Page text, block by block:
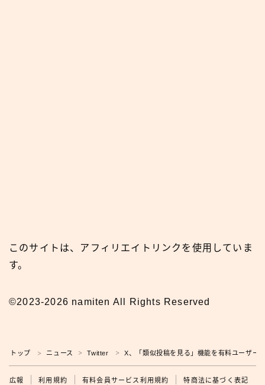
広報
このサイトは、アフィリエイトリンクを使用していま
す。
©2023-2026 namiten All Rights Reserved
トップ ＞ ニュース ＞ Twitter ＞ X、「類似投稿を見る」機能を有料ユーザ
広報 利用規約 有料会員サービス利用規約 特商法に基づく表記